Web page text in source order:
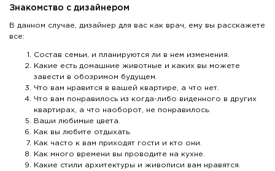
Знакомство с дизайнером
В данном случае, дизайнер для вас как врач, ему вы расскажете
все:
Состав семьи, и планируются ли в нем изменения.
Какие есть домашние животные и каких вы можете
завести в обозримом будущем.
Что вам нравится в вашей квартире, а что нет.
Что вам понравилось из когда-либо виденного в других
квартирах, а что наоборот, не понравилось.
Ваши любимые цвета.
Как вы любите отдыхать.
Как часто к вам приходят гости и кто они.
Как много времени вы проводите на кухне.
Какие стили архитектуры и живописи вам нравятся.